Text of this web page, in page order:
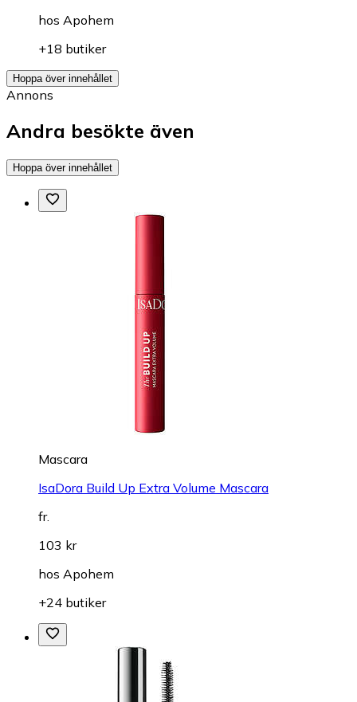
hos Apohem
+18 butiker
Hoppa över innehållet
Annons
Andra besökte även
Hoppa över innehållet
Mascara
IsaDora Build Up Extra Volume Mascara
fr.
103 kr
hos Apohem
+24 butiker